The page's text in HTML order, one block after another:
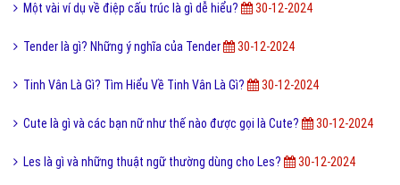
Một vài ví dụ về điệp cấu trúc là gì dễ hiểu? 30-12-2024
Tender là gì? Những ý nghĩa của Tender 30-12-2024
Tinh Vân Là Gì? Tìm Hiểu Về Tinh Vân Là Gì? 30-12-2024
Cute là gì và các bạn nữ như thế nào được gọi là Cute? 30-12-2024
Les là gì và những thuật ngữ thường dùng cho Les? 30-12-2024